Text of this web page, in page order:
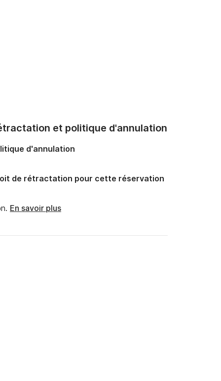
et politique d'annulation
d'annulation
de rétractation pour cette réservation
En savoir plus